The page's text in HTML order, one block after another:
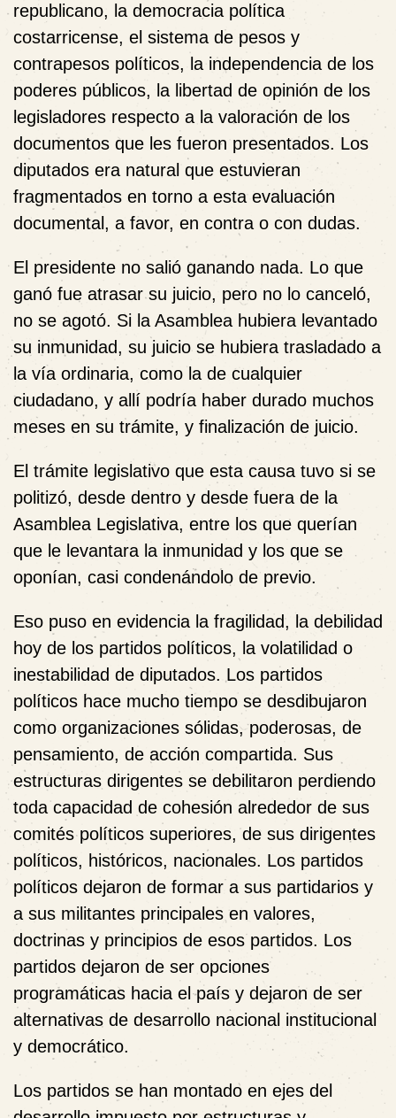
republicano, la democracia política
costarricense, el sistema de pesos y
contrapesos políticos, la independencia de los
poderes públicos, la libertad de opinión de los
legisladores respecto a la valoración de los
documentos que les fueron presentados. Los
diputados era natural que estuvieran
fragmentados en torno a esta evaluación
documental, a favor, en contra o con dudas.
El presidente no salió ganando nada. Lo que
ganó fue atrasar su juicio, pero no lo canceló,
no se agotó. Si la Asamblea hubiera levantado
su inmunidad, su juicio se hubiera trasladado a
la vía ordinaria, como la de cualquier
ciudadano, y allí podría haber durado muchos
meses en su trámite, y finalización de juicio.
El trámite legislativo que esta causa tuvo si se
politizó, desde dentro y desde fuera de la
Asamblea Legislativa, entre los que querían
que le levantara la inmunidad y los que se
oponían, casi condenándolo de previo.
Eso puso en evidencia la fragilidad, la debilidad
hoy de los partidos políticos, la volatilidad o
inestabilidad de diputados. Los partidos
políticos hace mucho tiempo se desdibujaron
como organizaciones sólidas, poderosas, de
pensamiento, de acción compartida. Sus
estructuras dirigentes se debilitaron perdiendo
toda capacidad de cohesión alrededor de sus
comités políticos superiores, de sus dirigentes
políticos, históricos, nacionales. Los partidos
políticos dejaron de formar a sus partidarios y
a sus militantes principales en valores,
doctrinas y principios de esos partidos. Los
partidos dejaron de ser opciones
programáticas hacia el país y dejaron de ser
alternativas de desarrollo nacional institucional
y democrático.
Los partidos se han montado en ejes del